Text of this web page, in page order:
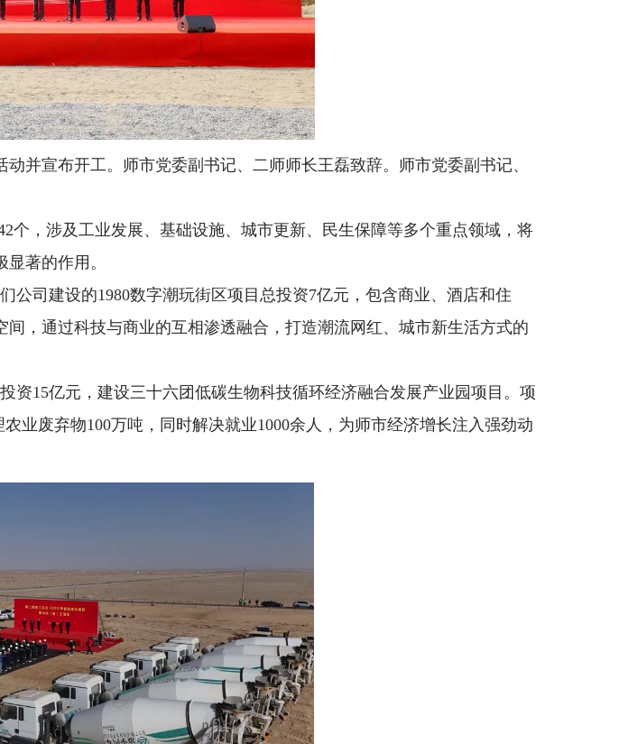
并宣布开工。师市党委副书记、二师师长王磊致辞。师市党委副书记、
个，涉及工业发展、基础设施、城市更新、民生保障等多个重点领域，将
著的作用。
司建设的1980数字潮玩街区项目总投资7亿元，包含商业、酒店和住
，通过科技与商业的互相渗透融合，打造潮流网红、城市新生活方式的
资15亿元，建设三十六团低碳生物科技循环经济融合发展产业园项目。项
业废弃物100万吨，同时解决就业1000余人，为师市经济增长注入强劲动